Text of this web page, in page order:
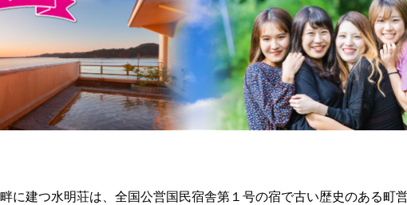
に建つ水明荘は、全国公営国民宿舎第１号の宿で古い歴史のある町